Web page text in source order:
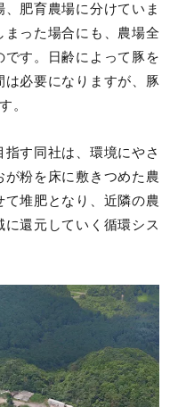
肥育農場に分けていま
った場合にも、農場全
す。日齢によって豚を
必要になりますが、豚
。
す同社は、環境にやさ
が粉を床に敷きつめた農
堆肥となり、近隣の農
還元していく循環シス